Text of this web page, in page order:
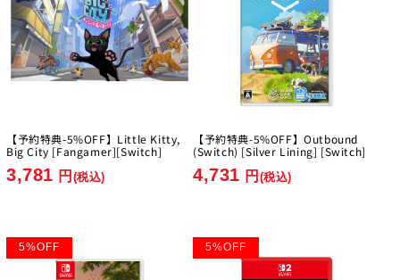
【予約特典-5%OFF】Little Kitty,
Big City [Fangamer][Switch]
3,781 円 (税込)
【予約特典-5%OFF】Outbound
(Switch) [Silver Lining] [Switch]
4,731 円 (税込)
5%OFF 5%OFF